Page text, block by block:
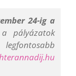
24-ig a
pályázatok